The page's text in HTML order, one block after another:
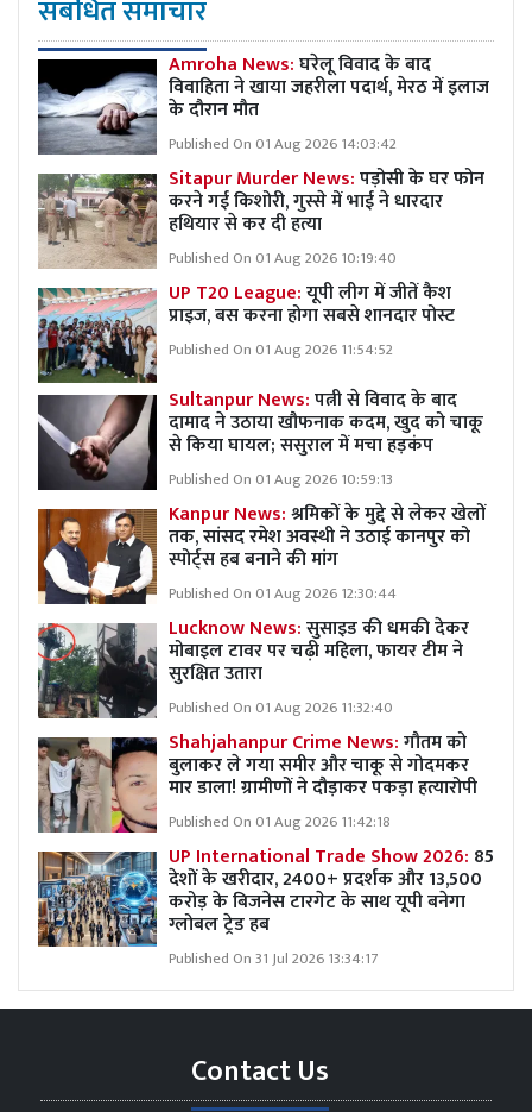
संबंधित समाचार
Amroha News:घरेलू विवाद के बाद
विवाहिता ने खाया जहरीला पदार्थ, मेरठ में इलाज
के दौरान मौत
Published On 01 Aug 2026 14:03:42
Sitapur Murder News:पड़ोसी के घर फोन
करने गई किशोरी, गुस्से में भाई ने धारदार
हथियार से कर दी हत्या
Published On 01 Aug 2026 10:19:40
UP T20 League:यूपी लीग में जीतें कैश
प्राइज, बस करना होगा सबसे शानदार पोस्ट
Published On 01 Aug 2026 11:54:52
Sultanpur News:पत्नी से विवाद के बाद
दामाद ने उठाया खौफनाक कदम, खुद को चाकू
से किया घायल; ससुराल में मचा हड़कंप
Published On 01 Aug 2026 10:59:13
Kanpur News:श्रमिकों के मुद्दे से लेकर खेलों
तक, सांसद रमेश अवस्थी ने उठाई कानपुर को
स्पोर्ट्स हब बनाने की मांग
Published On 01 Aug 2026 12:30:44
Lucknow News:सुसाइड की धमकी देकर
मोबाइल टावर पर चढ़ी महिला, फायर टीम ने
सुरक्षित उतारा
Published On 01 Aug 2026 11:32:40
Shahjahanpur Crime News:गौतम को
बुलाकर ले गया समीर और चाकू से गोदमकर
मार डाला! ग्रामीणों ने दौड़ाकर पकड़ा हत्यारोपी
Published On 01 Aug 2026 11:42:18
UP International Trade Show 2026: 85
देशों के खरीदार, 2400+ प्रदर्शक और 13,500
करोड़ के बिजनेस टारगेट के साथ यूपी बनेगा
ग्लोबल ट्रेड हब
Published On 31 Jul 2026 13:34:17
Contact Us